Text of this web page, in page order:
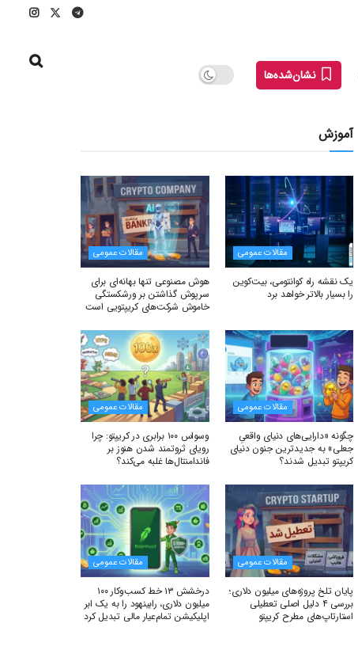
نشان‌شده‌ها
آموزش
مقالات عمومی
یک نقشه راه کوانتومی، بیت‌کوین
را بسیار بالاتر خواهد برد
مقالات عمومی
هوش مصنوعی تنها بهانه‌ای برای
سرپوش گذاشتن بر ورشکستگی
خاموش شرکت‌های کریپتویی است
مقالات عمومی
چگونه «دارایی‌های دنیای واقعیِ
جعلی» به جدیدترین جنون دنیای
کریپتو تبدیل شدند؟
مقالات عمومی
وسواس ۱۰۰ برابری در کریپتو: چرا
رویای ثروتمند شدن هنوز بر
فاندامنتال‌ها غلبه می‌کند؟
مقالات عمومی
پایان تلخ پروژه‌های میلیون دلاری؛
بررسی ۴ دلیل اصلی تعطیلی
استارتاپ‌های مطرح کریپتو
مقالات عمومی
درخشش ۱۳ خط کسب‌وکار ۱۰۰
میلیون دلاری، رابینهود را به یک ابر
اپلیکیشن تمام‌عیار مالی تبدیل کرد